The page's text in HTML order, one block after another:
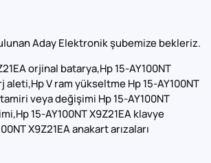
Aday Elektronik şubemize bekleriz.
orjinal batarya,Hp 15-AY100NT
aleti,Hp V ram yükseltme Hp 15-AY100NT
veya değişimi Hp 15-AY100NT
15-AY100NT X9Z21EA klavye
X9Z21EA anakart arızaları